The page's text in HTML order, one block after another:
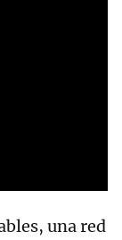
una red